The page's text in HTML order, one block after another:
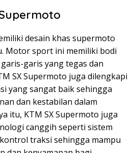
desain khas supermoto
Motor sport ini memiliki bodi
garis yang tegas dan
SX Supermoto juga dilengkapi
yang sangat baik sehingga
dan kestabilan dalam
itu, KTM SX Supermoto juga
canggih seperti sistem
traksi sehingga mampu